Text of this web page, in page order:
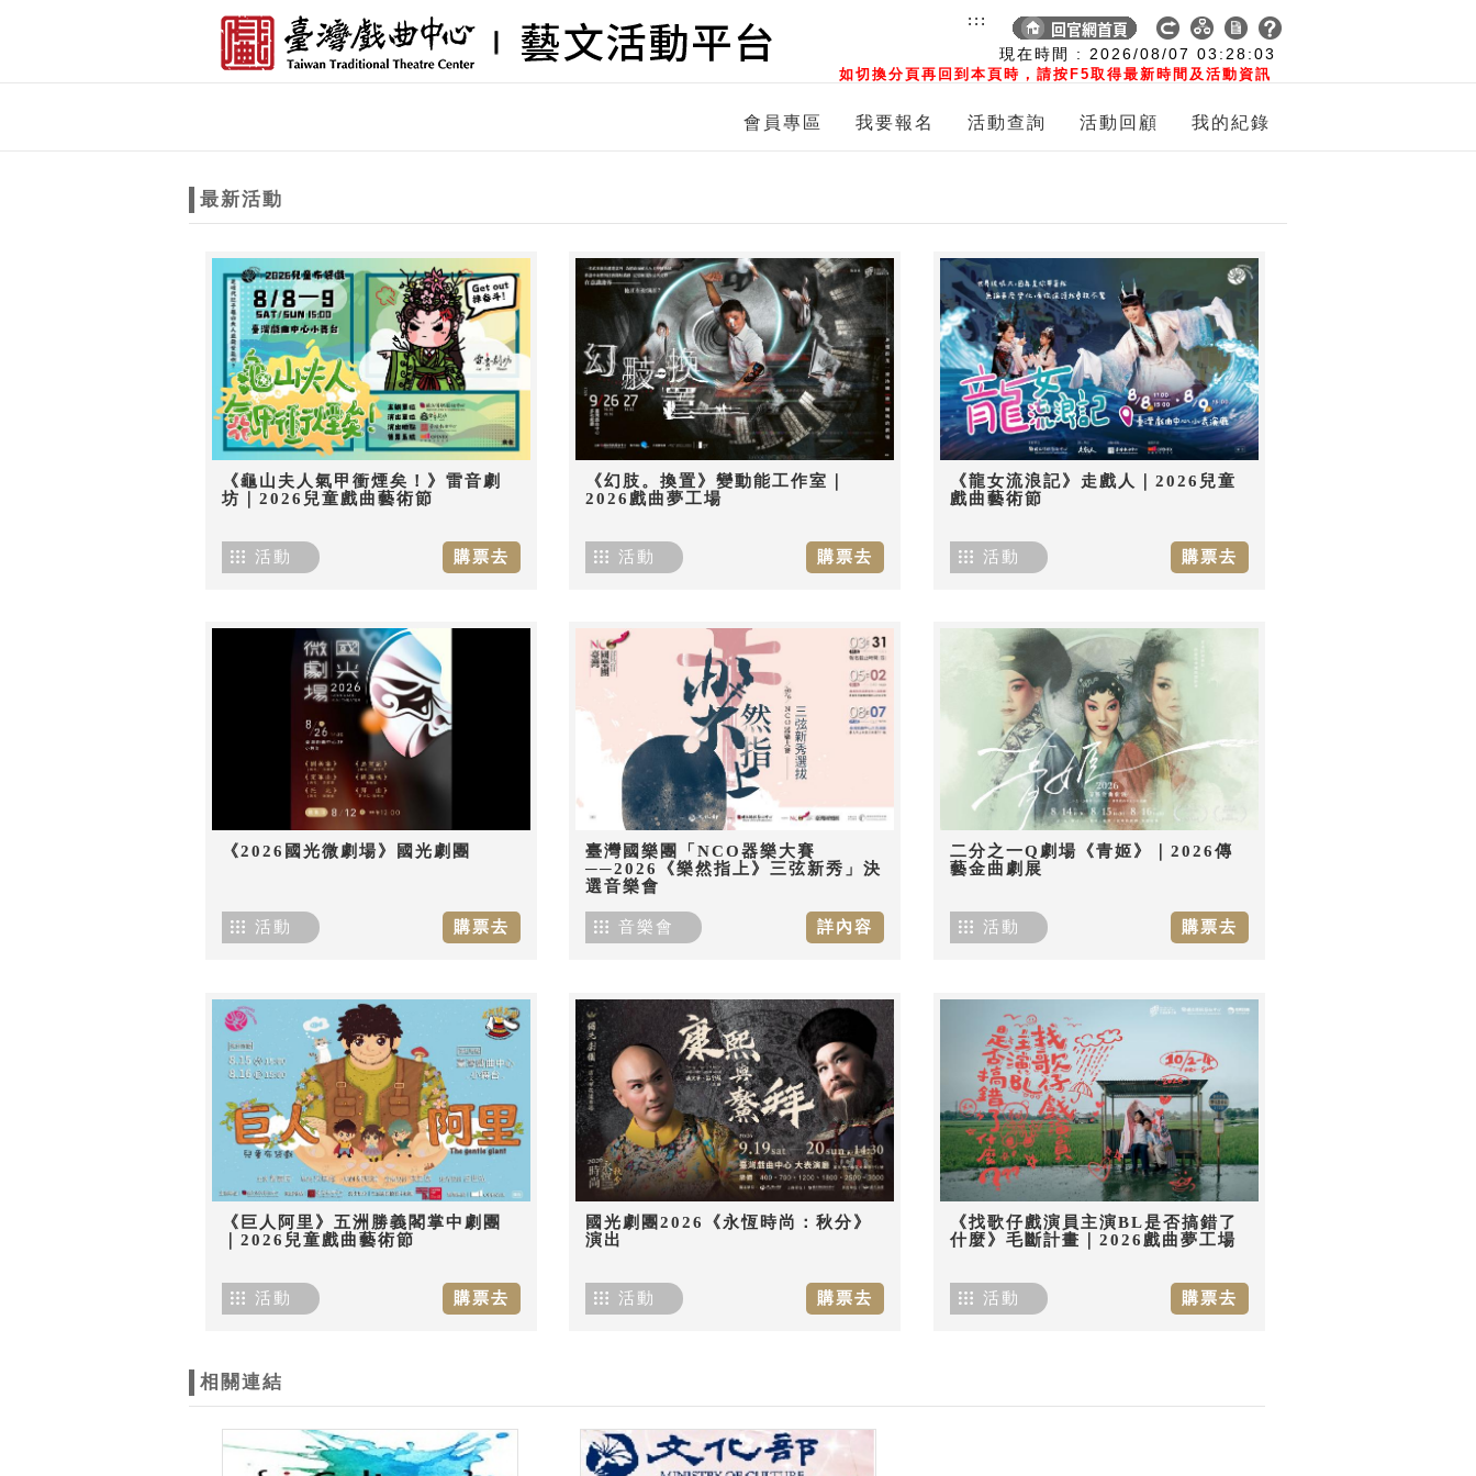
現在時間 : 2026/08/07 03:28:04
如切換分頁再回到本頁時，請按F5取得最新時間及活動資訊
:::
會員專區 我要報名 活動查詢 活動回顧 我的紀錄
最新活動
《龜山夫人氣甲衝煙矣！》雷音劇
坊｜2026兒童戲曲藝術節
購票去
活動
《幻肢。換置》變動能工作室｜
2026戲曲夢工場
購票去
活動
《龍女流浪記》走戲人｜2026兒童
戲曲藝術節
購票去
活動
《2026國光微劇場》國光劇團
購票去
活動
臺灣國樂團「NCO器樂大賽
──2026《樂然指上》三弦新秀」決
選音樂會
詳內容
音樂會
二分之一Q劇場《青姬》｜2026傳
藝金曲劇展
購票去
活動
《巨人阿里》五洲勝義閣掌中劇團
｜2026兒童戲曲藝術節
購票去
活動
國光劇團2026《永恆時尚：秋分》
演出
購票去
活動
《找歌仔戲演員主演BL是否搞錯了
什麼》毛斷計畫｜2026戲曲夢工場
購票去
活動
相關連結